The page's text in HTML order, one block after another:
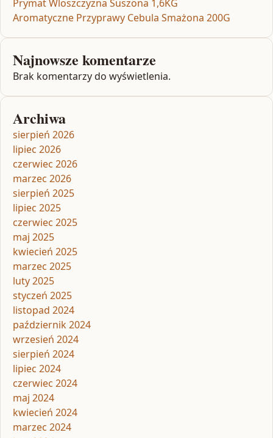
Prymat Wloszczyzna Suszona 1,6KG
Aromatyczne Przyprawy Cebula Smażona 200G
Najnowsze komentarze
Brak komentarzy do wyświetlenia.
Archiwa
sierpień 2026
lipiec 2026
czerwiec 2026
marzec 2026
sierpień 2025
lipiec 2025
czerwiec 2025
maj 2025
kwiecień 2025
marzec 2025
luty 2025
styczeń 2025
listopad 2024
październik 2024
wrzesień 2024
sierpień 2024
lipiec 2024
czerwiec 2024
maj 2024
kwiecień 2024
marzec 2024